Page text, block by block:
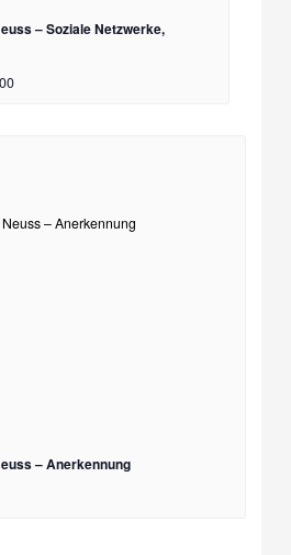
– Soziale Netzwerke,
– Anerkennung